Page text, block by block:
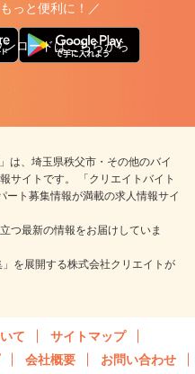
っと便利に！／
ロードはこちらから
は、埼玉県秩父市・その他のバイ
サイトです。 「クリエイトバイト
ート募集情報が満載の求人情報サイ
つ最新の情報をお届けしていま
を展開する株式会社クリエイトが
て
サイトマップ
会社概要 お問い合わせ